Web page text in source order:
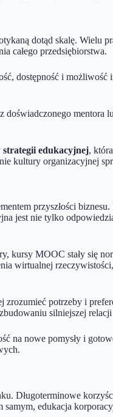
dotąd skalę. Wielu
całego przedsiębiorstwa.
dostępność i
mentora
strategii edukacyjnej,
kultury organizacyjnej
przyszłości
jest nie tylko
kursy MOOC stały się
wirtualnej
potrzeby i
silniejszej
na nowe pomysły i
Długoterminowe
edukacja